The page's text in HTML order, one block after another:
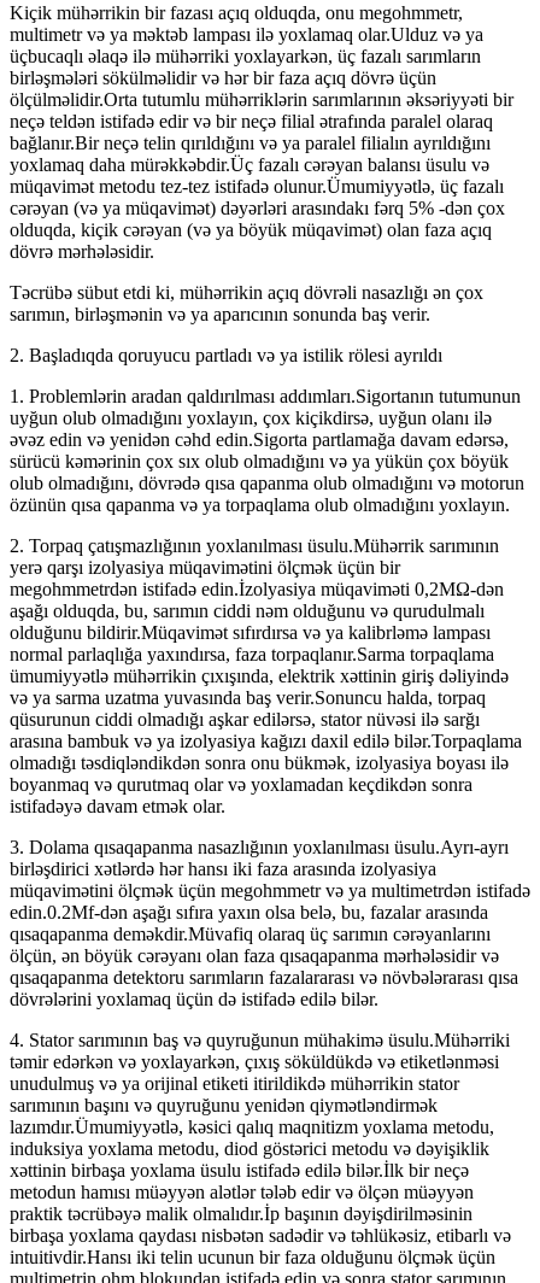
Kiçik mühərrikin bir fazası açıq olduqda, onu megohmmetr,
multimetr və ya məktəb lampası ilə yoxlamaq olar.Ulduz və ya
üçbucaqlı əlaqə ilə mühərriki yoxlayarkən, üç fazalı sarımların
birləşmələri sökülməlidir və hər bir faza açıq dövrə üçün
ölçülməlidir.Orta tutumlu mühərriklərin sarımlarının əksəriyyəti bir
neçə teldən istifadə edir və bir neçə filial ətrafında paralel olaraq
bağlanır.Bir neçə telin qırıldığını və ya paralel filialın ayrıldığını
yoxlamaq daha mürəkkəbdir.Üç fazalı cərəyan balansı üsulu və
müqavimət metodu tez-tez istifadə olunur.Ümumiyyətlə, üç fazalı
cərəyan (və ya müqavimət) dəyərləri arasındakı fərq 5% -dən çox
olduqda, kiçik cərəyan (və ya böyük müqavimət) olan faza açıq
dövrə mərhələsidir.
Təcrübə sübut etdi ki, mühərrikin açıq dövrəli nasazlığı ən çox
sarımın, birləşmənin və ya aparıcının sonunda baş verir.
2. Başladıqda qoruyucu partladı və ya istilik rölesi ayrıldı
1. Problemlərin aradan qaldırılması addımları.Sigortanın tutumunun
uyğun olub olmadığını yoxlayın, çox kiçikdirsə, uyğun olanı ilə
əvəz edin və yenidən cəhd edin.Sigorta partlamağa davam edərsə,
sürücü kəmərinin çox sıx olub olmadığını və ya yükün çox böyük
olub olmadığını, dövrədə qısa qapanma olub olmadığını və motorun
özünün qısa qapanma və ya torpaqlama olub olmadığını yoxlayın.
2. Torpaq çatışmazlığının yoxlanılması üsulu.Mühərrik sarımının
yerə qarşı izolyasiya müqavimətini ölçmək üçün bir
megohmmetrdən istifadə edin.İzolyasiya müqaviməti 0,2MΩ-dən
aşağı olduqda, bu, sarımın ciddi nəm olduğunu və qurudulmalı
olduğunu bildirir.Müqavimət sıfırdırsa və ya kalibrləmə lampası
normal parlaqlığa yaxındırsa, faza torpaqlanır.Sarma torpaqlama
ümumiyyətlə mühərrikin çıxışında, elektrik xəttinin giriş dəliyində
və ya sarma uzatma yuvasında baş verir.Sonuncu halda, torpaq
qüsurunun ciddi olmadığı aşkar edilərsə, stator nüvəsi ilə sarğı
arasına bambuk və ya izolyasiya kağızı daxil edilə bilər.Torpaqlama
olmadığı təsdiqləndikdən sonra onu bükmək, izolyasiya boyası ilə
boyanmaq və qurutmaq olar və yoxlamadan keçdikdən sonra
istifadəyə davam etmək olar.
3. Dolama qısaqapanma nasazlığının yoxlanılması üsulu.Ayrı-ayrı
birləşdirici xətlərdə hər hansı iki faza arasında izolyasiya
müqavimətini ölçmək üçün megohmmetr və ya multimetrdən istifadə
edin.0.2Mf-dən aşağı sıfıra yaxın olsa belə, bu, fazalar arasında
qısaqapanma deməkdir.Müvafiq olaraq üç sarımın cərəyanlarını
ölçün, ən böyük cərəyanı olan faza qısaqapanma mərhələsidir və
qısaqapanma detektoru sarımların fazalararası və növbələrarası qısa
dövrələrini yoxlamaq üçün də istifadə edilə bilər.
4. Stator sarımının baş və quyruğunun mühakimə üsulu.Mühərriki
təmir edərkən və yoxlayarkən, çıxış söküldükdə və etiketlənməsi
unudulmuş və ya orijinal etiketi itirildikdə mühərrikin stator
sarımının başını və quyruğunu yenidən qiymətləndirmək
lazımdır.Ümumiyyətlə, kəsici qalıq maqnitizm yoxlama metodu,
induksiya yoxlama metodu, diod göstərici metodu və dəyişiklik
xəttinin birbaşa yoxlama üsulu istifadə edilə bilər.İlk bir neçə
metodun hamısı müəyyən alətlər tələb edir və ölçən müəyyən
praktik təcrübəyə malik olmalıdır.İp başının dəyişdirilməsinin
birbaşa yoxlama qaydası nisbətən sadədir və təhlükəsiz, etibarlı və
intuitivdir.Hansı iki telin ucunun bir faza olduğunu ölçmək üçün
multimetrin ohm blokundan istifadə edin və sonra stator sarımının